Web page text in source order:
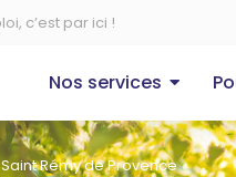
c’est par ici !
Nos services
Rémy de Provence